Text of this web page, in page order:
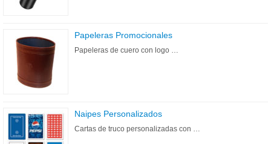
Papeleras Promocionales
Papeleras de cuero con logo …
Naipes Personalizados
Cartas de truco personalizadas con …